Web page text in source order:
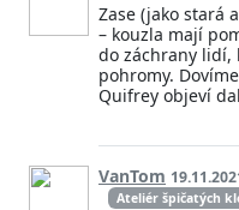
Zase (jako stará
– kouzla mají
do záchrany lidí,
pohromy.
Quifrey objeví
VanTom
Ateliér špičatých